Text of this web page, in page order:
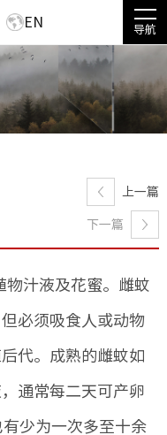
EN
导航
上一篇
下一篇
汁液及花蜜。雌蚊
必须吸食人或动物
代。成熟的雌蚊如
通常每二天可产卵
少为一次多至十余